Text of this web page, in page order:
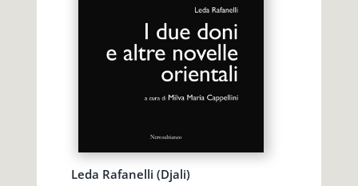
Leda Rafanelli (Djali)